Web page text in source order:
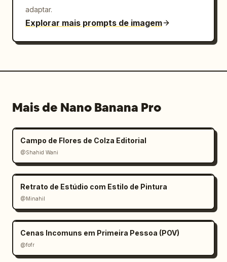
adaptar.
Explorar mais prompts de imagem
Mais de Nano Banana Pro
Campo de Flores de Colza Editorial
@Shahid Wani
Retrato de Estúdio com Estilo de Pintura
@Minahil
Cenas Incomuns em Primeira Pessoa (POV)
@fofr